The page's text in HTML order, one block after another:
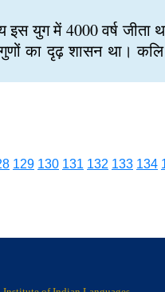
युग में 4000 वर्ष जीता
का दृढ़ शासन था।
129 130 131 132 133 134